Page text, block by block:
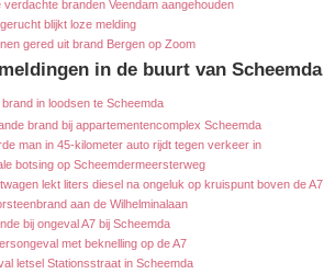
verdachte branden Veendam aangehouden
blijkt loze melding
gered uit brand Bergen op Zoom
in de buurt van Scheemda
in loodsen te Scheemda
brand bij appartementencomplex Scheemda
man in 45-kilometer auto rijdt tegen verkeer in
botsing op Scheemdermeersterweg
lekt liters diesel na ongeluk op kruispunt boven de A7
aan de Wilhelminalaan
bij ongeval A7 bij Scheemda
met beknelling op de A7
letsel Stationsstraat in Scheemda